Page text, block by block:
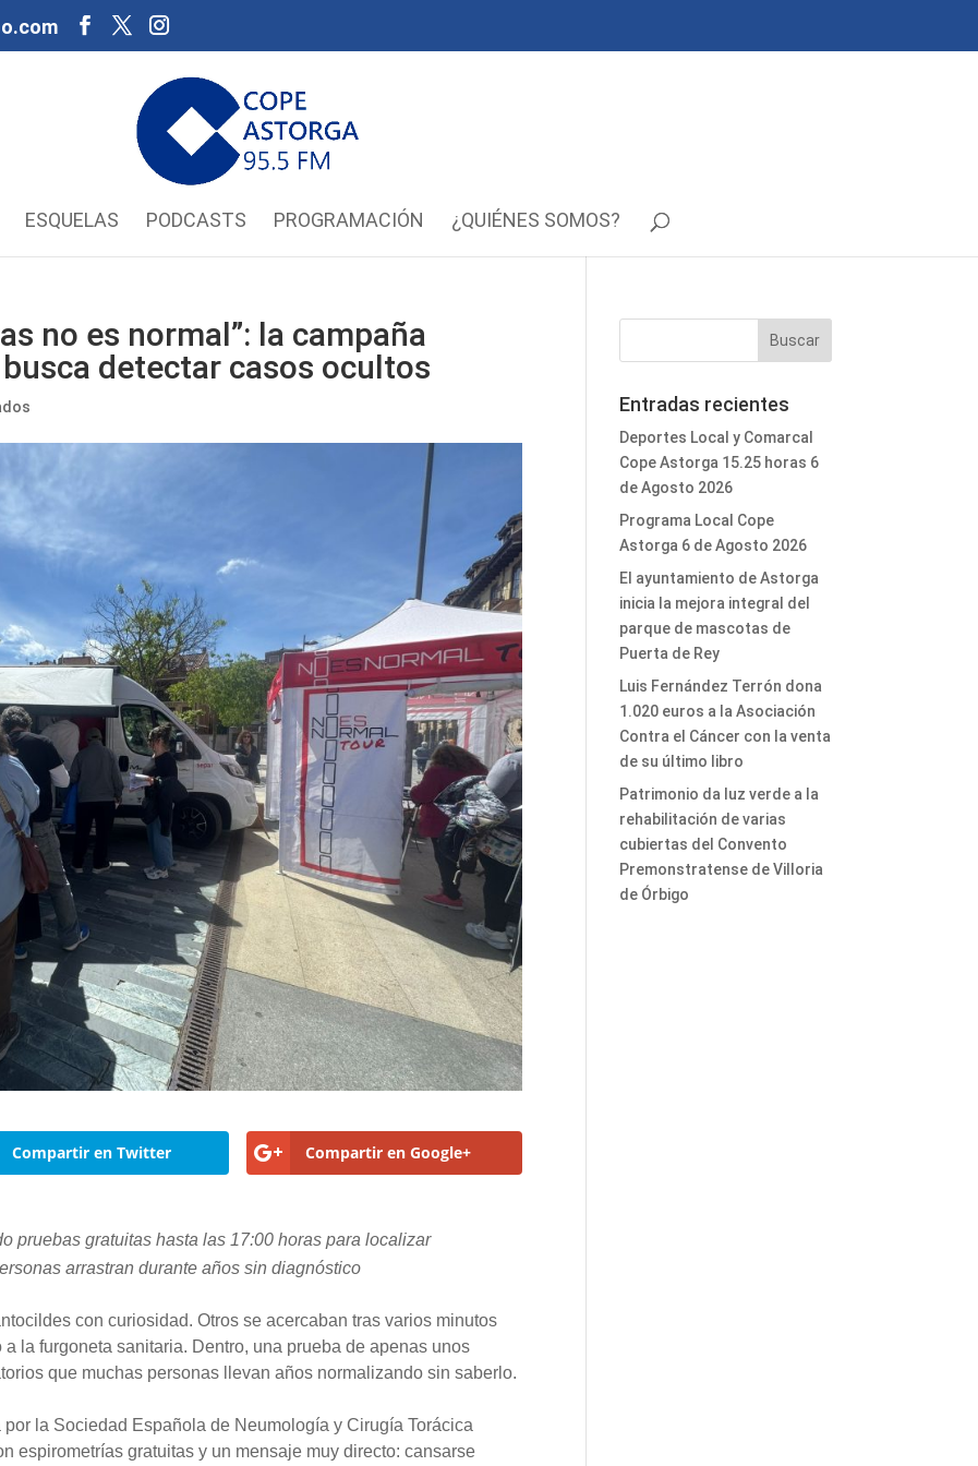
ESQUELAS PODCASTS PROGRAMACIÓN ¿QUIÉNES SOMOS?
no es normal”: la campaña
detectar casos ocultos
Compartir en Twitter Compartir en Google+
pruebas gratuitas hasta las 17:00 horas para localizar
arrastran durante años sin diagnóstico
con curiosidad. Otros se acercaban tras varios minutos
la furgoneta sanitaria. Dentro, una prueba de apenas unos
que muchas personas llevan años normalizando sin saberlo.
por la Sociedad Española de Neumología y Cirugía Torácica
espirometrías gratuitas y un mensaje muy directo: cansarse
Entradas recientes
Deportes Local y Comarcal
Cope Astorga 15.25 horas 6
de Agosto 2026
Programa Local Cope
Astorga 6 de Agosto 2026
El ayuntamiento de Astorga
inicia la mejora integral del
parque de mascotas de
Puerta de Rey
Luis Fernández Terrón dona
1.020 euros a la Asociación
Contra el Cáncer con la venta
de su último libro
Patrimonio da luz verde a la
rehabilitación de varias
cubiertas del Convento
Premonstratense de Villoria
de Órbigo